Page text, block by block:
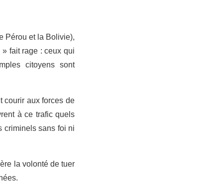
Pérou et la Bolivie),
fait rage : ceux qui
citoyens sont
courir aux forces de
à ce trafic quels
criminels sans foi ni
la volonté de tuer